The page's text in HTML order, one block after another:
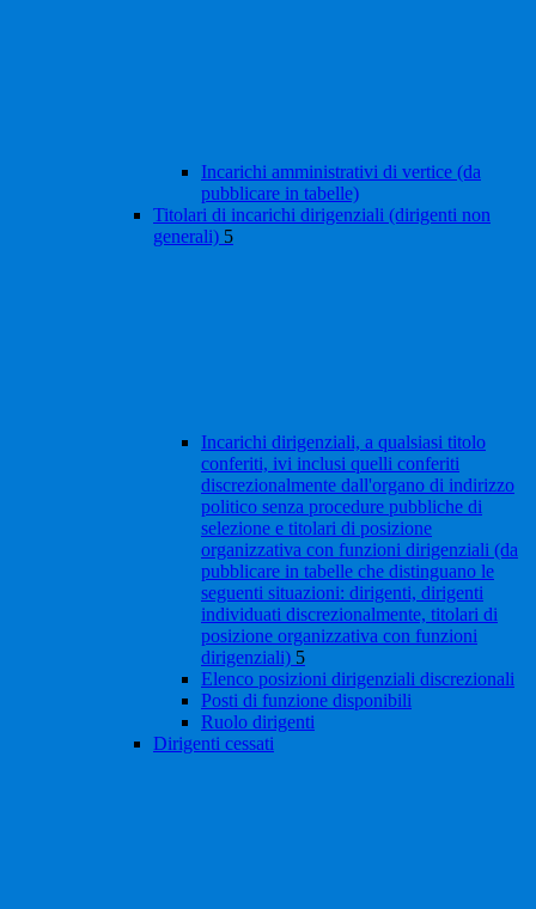
Incarichi amministrativi di vertice (da
pubblicare in tabelle)
Titolari di incarichi dirigenziali (dirigenti non
generali) 5
Incarichi dirigenziali, a qualsiasi titolo
conferiti, ivi inclusi quelli conferiti
discrezionalmente dall'organo di indirizzo
politico senza procedure pubbliche di
selezione e titolari di posizione
organizzativa con funzioni dirigenziali (da
pubblicare in tabelle che distinguano le
seguenti situazioni: dirigenti, dirigenti
individuati discrezionalmente, titolari di
posizione organizzativa con funzioni
dirigenziali) 5
Elenco posizioni dirigenziali discrezionali
Posti di funzione disponibili
Ruolo dirigenti
Dirigenti cessati